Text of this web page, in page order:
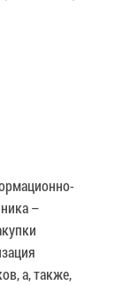
–
а, также,